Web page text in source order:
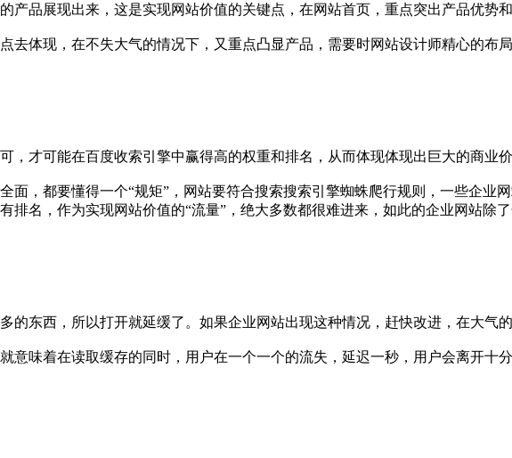
产品展现出来，这是实现网站价值的关键点，在网站首页，重点突出产品优势和
去体现，在不失大气的情况下，又重点凸显产品，需要时网站设计师精心的布局
，才可能在百度收索引擎中赢得高的权重和排名，从而体现体现出巨大的商业价
面，都要懂得一个“规矩”，网站要符合搜索搜索引擎蜘蛛爬行规则，一些企业
排名，作为实现网站价值的“流量”，绝大多数都很难进来，如此的企业网站除
的东西，所以打开就延缓了。如果企业网站出现这种情况，赶快改进，在大气
意味着在读取缓存的同时，用户在一个一个的流失，延迟一秒，用户会离开十